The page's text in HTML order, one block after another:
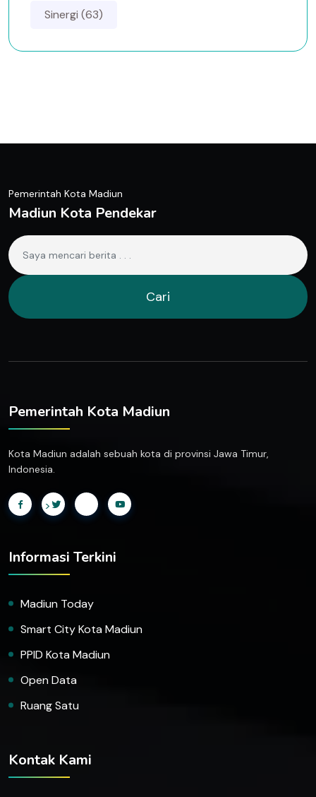
Sinergi (63)
Pemerintah Kota Madiun
Madiun Kota Pendekar
Cari
Pemerintah Kota Madiun
Kota Madiun adalah sebuah kota di provinsi Jawa Timur,
Indonesia.
>
Informasi Terkini
Madiun Today
Smart City Kota Madiun
PPID Kota Madiun
Open Data
Ruang Satu
Kontak Kami